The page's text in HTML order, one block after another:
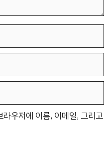
우저에 이름, 이메일, 그리고